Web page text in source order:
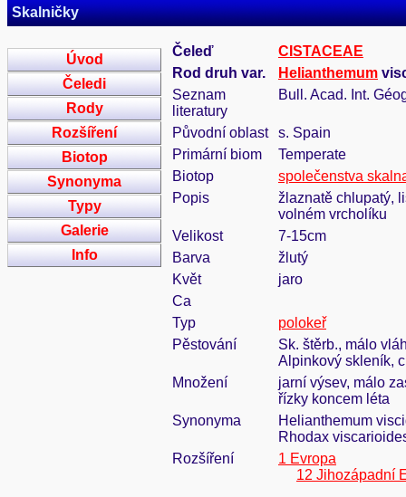
Skalničky
Úvod
Čeledi
Rody
Rozšíření
Biotop
Synonyma
Typy
Galerie
Info
Čeleď
CISTACEAE
Rod druh var.
Helianthemum
Seznam
literatury
Bull. Acad. Int.
Původní oblast
s. Spain
Primární biom
Temperate
Biotop
společenstva
Popis
žlaznatě chlupatý,
volném vrcholíku
Velikost
7-15cm
Barva
žlutý
Květ
jaro
Ca
Typ
polokeř
Pěstování
Sk. štěrb., málo
Alpinkový skleník,
Množení
jarní výsev, málo
řízky koncem léta
Synonyma
Helianthemum
Rhodax
Rozšíření
1 Evropa
12 Jihozápadní